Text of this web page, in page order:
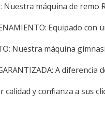
Nuestra máquina de
Equipado
Nuestra máquina
A
y confianza a sus